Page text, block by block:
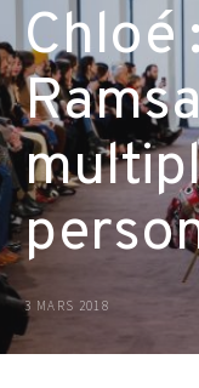
Chloé
3 MARS 2018